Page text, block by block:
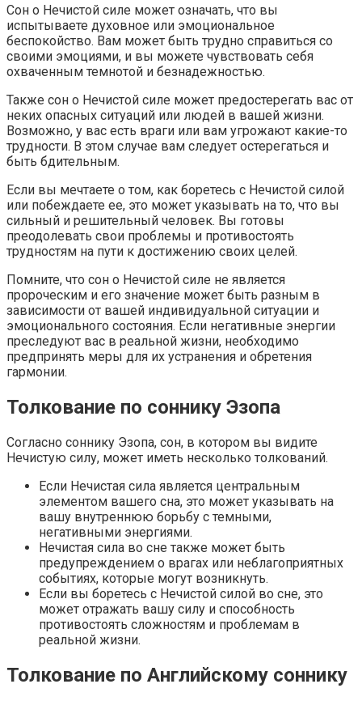
Сон о Нечистой силе может означать, что вы
испытываете духовное или эмоциональное
беспокойство. Вам может быть трудно справиться со
своими эмоциями, и вы можете чувствовать себя
охваченным темнотой и безнадежностью.
Также сон о Нечистой силе может предостерегать вас от
неких опасных ситуаций или людей в вашей жизни.
Возможно, у вас есть враги или вам угрожают какие-то
трудности. В этом случае вам следует остерегаться и
быть бдительным.
Если вы мечтаете о том, как боретесь с Нечистой силой
или побеждаете ее, это может указывать на то, что вы
сильный и решительный человек. Вы готовы
преодолевать свои проблемы и противостоять
трудностям на пути к достижению своих целей.
Помните, что сон о Нечистой силе не является
пророческим и его значение может быть разным в
зависимости от вашей индивидуальной ситуации и
эмоционального состояния. Если негативные энергии
преследуют вас в реальной жизни, необходимо
предпринять меры для их устранения и обретения
гармонии.
Толкование по соннику Эзопа
Согласно соннику Эзопа, сон, в котором вы видите
Нечистую силу, может иметь несколько толкований.
Если Нечистая сила является центральным
элементом вашего сна, это может указывать на
вашу внутреннюю борьбу с темными,
негативными энергиями.
Нечистая сила во сне также может быть
предупреждением о врагах или неблагоприятных
событиях, которые могут возникнуть.
Если вы боретесь с Нечистой силой во сне, это
может отражать вашу силу и способность
противостоять сложностям и проблемам в
реальной жизни.
Толкование по Английскому соннику